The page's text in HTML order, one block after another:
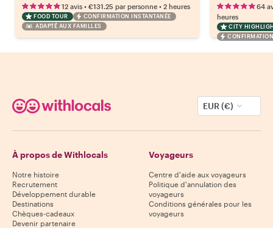
12 avis • €131.25 par personne • 2 heures
FOOD TOUR
CONFIRMATION INSTANTANÉE
ADAPTÉ AUX FAMILLES
64
heures
CITY
EUR (€)
À propos de Withlocals
Notre histoire
Recrutement
Développement durable
Destinations
Chèques-cadeaux
Devenir partenaire
Voyageurs
Centre d'aide aux voyageurs
Politique d'annulation des
voyageurs
Conditions générales pour les
voyageurs